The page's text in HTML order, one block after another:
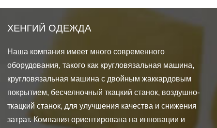
ХЕНГИЙ ОДЕЖДА
Наша компания имеет много современного
оборудования, такого как кругловязальная машина,
кругловязальная машина с двойным жаккардовым
покрытием, бесчелночный ткацкий станок, воздушно-
ткацкий станок, для улучшения качества и снижения
затрат. Компания ориентирована на инновации и